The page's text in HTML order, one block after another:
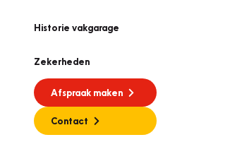
Historie vakgarage
Zekerheden
Afspraak maken
Contact